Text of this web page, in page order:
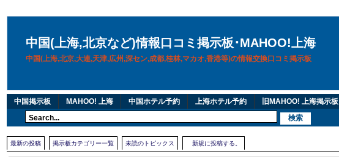
中国(上海,北京など)情報口コミ掲示板･MAHOO!上海
中国(上海,北京,大連,天津,広州,深セン,成都,桂林,マカオ,香港等)の情報交換口コミ掲示板
中国掲示板 MAHOO! 上海 中国ホテル予約 上海ホテル予約 旧MAHOO! 上海掲示板
最新の投稿 掲示板カテゴリー一覧 未読のトピックス 新規に投稿する。